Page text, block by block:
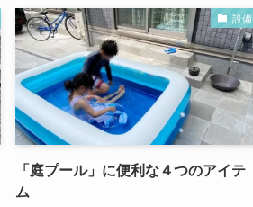
設備
「庭プール」に便利な４つのアイテ
ム